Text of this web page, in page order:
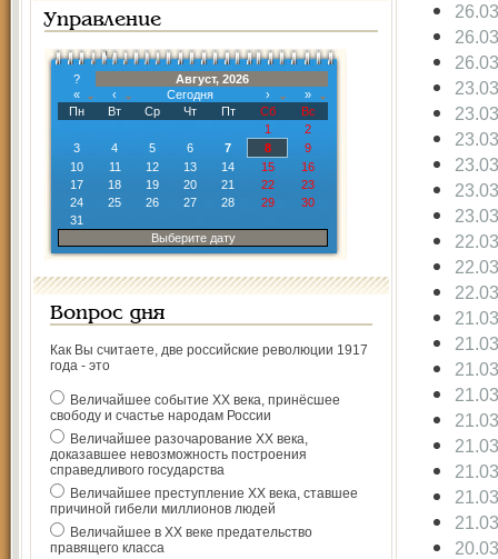
Управление
?
Август, 2026
«
‹ Сегодня ›
»
Пн
Вт Ср Чт Пт Сб
Вс
1
2
3
4 5 6 7 8
9
10
11 12 13 14 15
16
17
18 19 20 21 22
23
24
25 26 27 28 29
30
31
Выберите дату
Вопрос дня
Как Вы считаете, две российские революции 1917
года - это
Величайшее событие ХХ века, принёсшее
свободу и счастье народам России
Величайшее разочарование ХХ века,
доказавшее невозможность построения
справедливого государства
Величайшее преступление ХХ века, ставшее
причиной гибели миллионов людей
Величайшее в ХХ веке предательство
правящего класса